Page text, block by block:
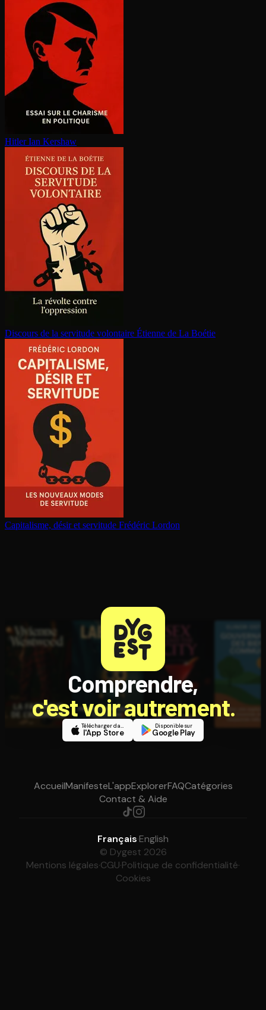
Hitler Ian Kershaw
Discours de la servitude volontaire Étienne de La Boétie
Capitalisme, désir et servitude Frédéric Lordon
Comprendre,
c'est voir autrement.
Télécharger dans
l'App Store
Disponible sur
Google Play
AccueilManifesteL'appExplorerFAQCatégories
Contact & Aide
Français·English
© Dygest 2026
Mentions légales·CGU·Politique de confidentialité·
Cookies